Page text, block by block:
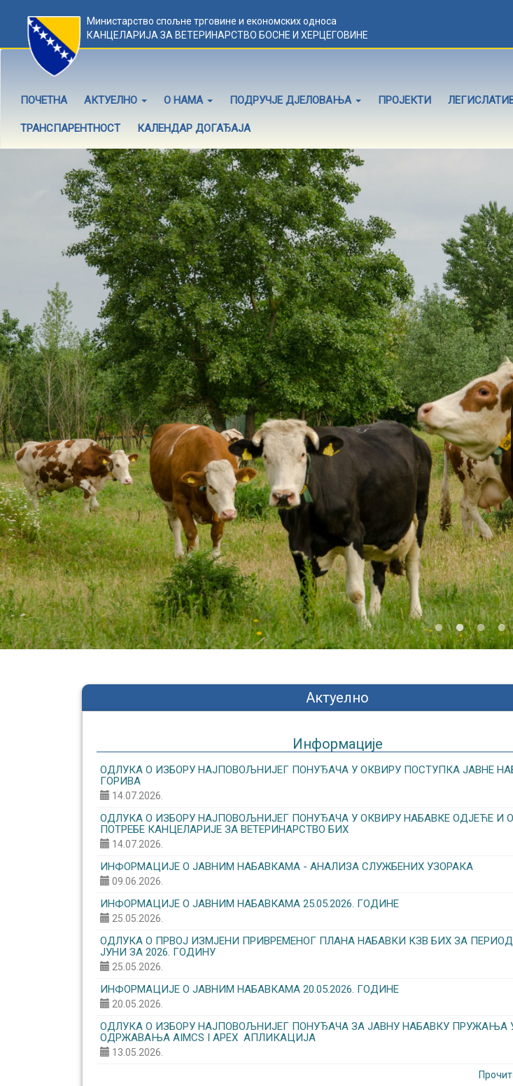
Министарство спољне трговине и економских односа
КАНЦЕЛАРИЈА ЗА ВЕТЕРИНАРСТВО БОСНЕ И ХЕРЦЕГОВИНЕ
ПОЧЕТНА АКТУЕЛНО О НАМА ПОДРУЧЈЕ ДЈЕЛОВАЊА ПРОЈЕКТИ
ТРАНСПАРЕНТНОСТ КАЛЕНДАР ДОГАЂАЈА
Актуелно
Информације
ОДЛУКА О ИЗБОРУ НАЈПОВОЉНИЈЕГ ПОНУЂАЧА У ОКВИРУ ПОСТУПКА ЈАВНЕ
ГОРИВА
14.07.2026.
ОДЛУКА О ИЗБОРУ НАЈПОВОЉНИЈЕГ ПОНУЂАЧА У ОКВИРУ НАБАВКЕ ОДЈЕЋЕ И
ПОТРЕБЕ КАНЦЕЛАРИЈЕ ЗА ВЕТЕРИНАРСТВО БИХ
14.07.2026.
ИНФОРМАЦИЈЕ О ЈАВНИМ НАБАВКАМА - АНАЛИЗА СЛУЖБЕНИХ УЗОРАКА
09.06.2026.
ИНФОРМАЦИЈЕ О ЈАВНИМ НАБАВКАМА 25.05.2026. ГОДИНЕ
25.05.2026.
ОДЛУКА О ПРВОЈ ИЗМЈЕНИ ПРИВРЕМЕНОГ ПЛАНА НАБАВКИ КЗВ БИХ ЗА
ЈУНИ ЗА 2026. ГОДИНУ
25.05.2026.
ИНФОРМАЦИЈЕ О ЈАВНИМ НАБАВКАМА 20.05.2026. ГОДИНЕ
20.05.2026.
ОДЛУКА О ИЗБОРУ НАЈПОВОЉНИЈЕГ ПОНУЂАЧА ЗА ЈАВНУ НАБАВКУ ПРУЖАЊА
ОДРЖАВАЊА AIMCS I APEX АПЛИКАЦИЈА
13.05.2026.